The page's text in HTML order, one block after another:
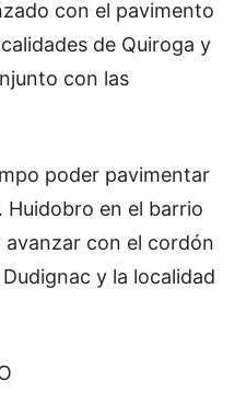
con el pavimento
de Quiroga y
con las
poder pavimentar
Huidobro en el barrio
avanzar con el cordón
y la localidad